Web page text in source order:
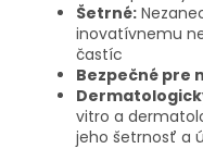
Šetrné:
inovatívnemu
častíc
Bezpečné pre
vitro a
jeho šetrnosť a